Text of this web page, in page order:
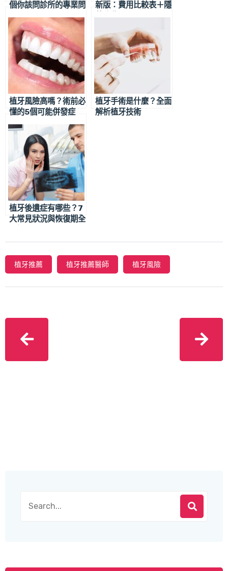
個你該問診所的專業問
題
新版：費用比較表＋隱
植牙風險高嗎？術前必
懂的5個可能併發症
植牙手術是什麼？全面
解析植牙技術
植牙後遺症有哪些？7
大常見狀況與恢復期全
植牙推薦 植牙推薦醫師 植牙風險